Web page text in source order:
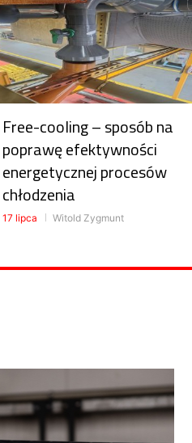
Free-cooling – sposób na
poprawę efektywności
energetycznej procesów
chłodzenia
17 lipca Witold Zygmunt